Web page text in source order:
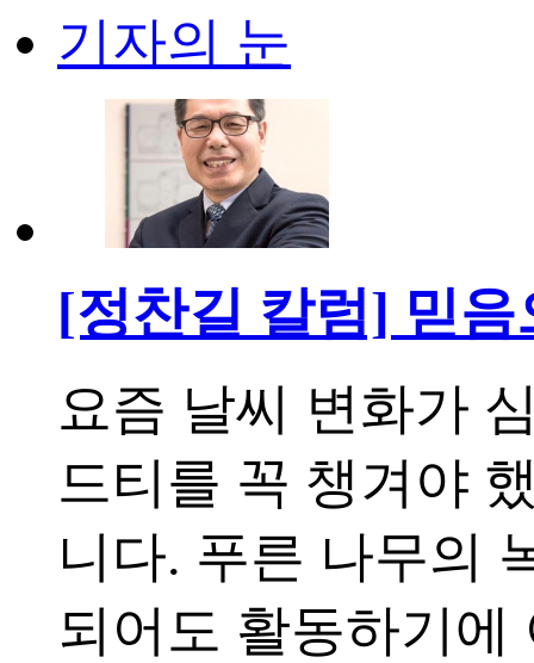
기자의 눈
[정찬길 칼럼] 믿
요즘 날씨 변화가
드티를 꼭 챙겨야
니다. 푸른 나무의
되어도 활동하기